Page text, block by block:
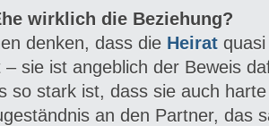
wirklich die Beziehung?
denken, dass die Heirat
– sie ist angeblich der Beweis
so stark ist, dass sie auch
an den Partner, das